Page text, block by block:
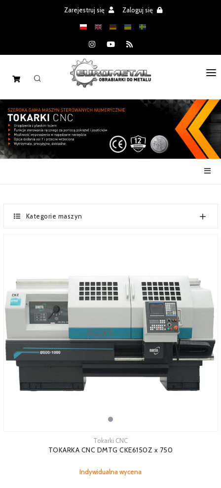
Zarejestruj się Zaloguj się
STRONA GŁÓWNA
MASZYNY
CZĘŚCI
SERWIS
O FIRMIE
FAQ
Kategorie maszyn
Tokarki CNC
TOKARKA CNC DMTG CKE6150Z x 750
Indywidualna wycena